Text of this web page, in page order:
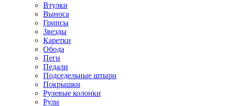
Втулки
Выноса
Грипсы
Звезды
Каретки
Обода
Пеги
Педали
Подседельные штыри
Покрышки
Рулевые колонки
Рули